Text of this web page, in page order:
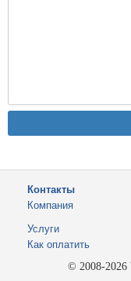
Контакты
Компания
Услуги
Как оплатить
© 2008-2026